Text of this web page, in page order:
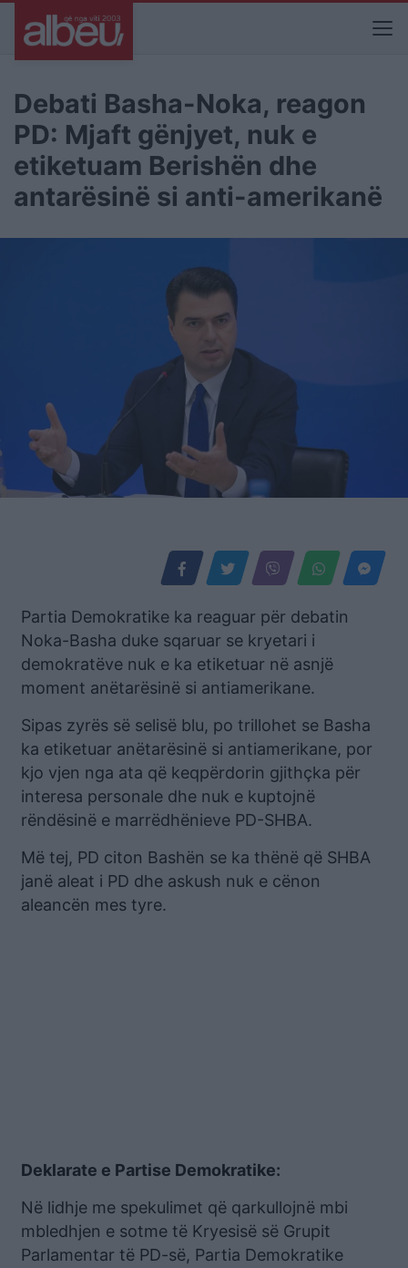
Debati Basha-Noka, reagon
PD: Mjaft gënjyet, nuk e
etiketuam Berishën dhe
antarësinë si anti-amerikanë
Partia Demokratike ka reaguar për debatin
Noka-Basha duke sqaruar se kryetari i
demokratëve nuk e ka etiketuar në asnjë
moment anëtarësinë si antiamerikane.
Sipas zyrës së selisë blu, po trillohet se Basha
ka etiketuar anëtarësinë si antiamerikane, por
kjo vjen nga ata që keqpërdorin gjithçka për
interesa personale dhe nuk e kuptojnë
rëndësinë e marrëdhënieve PD-SHBA.
Më tej, PD citon Bashën se ka thënë që SHBA
janë aleat i PD dhe askush nuk e cënon
aleancën mes tyre.
Deklarate e Partise Demokratike:
Në lidhje me spekulimet që qarkullojnë mbi
mbledhjen e sotme të Kryesisë së Grupit
Parlamentar të PD-së, Partia Demokratike